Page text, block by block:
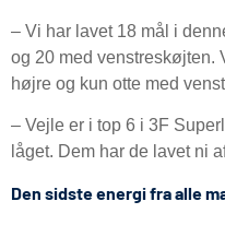
– Vi har lavet 18 mål i
og 20 med venstreskøjten.
højre og kun otte med
– Vejle er i top 6 i 3F
låget. Dem har de lavet ni
Den sidste energi fra alle